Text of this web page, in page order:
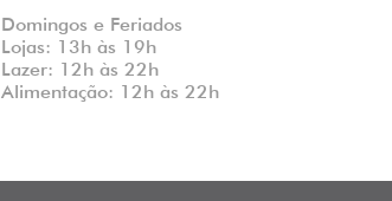
Domingos e Feriados
Lojas: 13h às 19h
Lazer: 12h às 22h
Alimentação: 12h às 22h